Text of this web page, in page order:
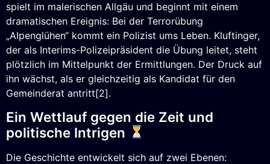
spielt im malerischen Allgäu und beginnt mit einem
dramatischen Ereignis: Bei der Terrorübung
„Alpenglühen“ kommt ein Polizist ums Leben. Kluftinger,
der als Interims-Polizeipräsident die Übung leitet, steht
plötzlich im Mittelpunkt der Ermittlungen. Der Druck auf
ihn wächst, als er gleichzeitig als Kandidat für den
Gemeinderat antritt[2].
Ein Wettlauf gegen die Zeit und
politische Intrigen
Die Geschichte entwickelt sich auf zwei Ebenen: